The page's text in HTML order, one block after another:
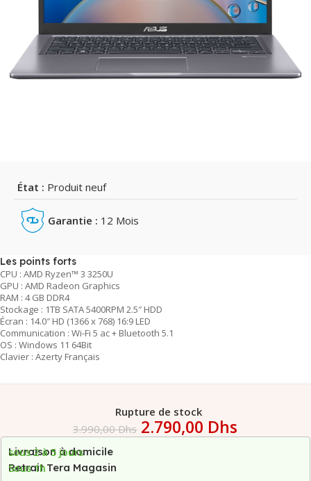
État : Produit neuf
Garantie : 12 Mois
Les points forts
CPU : AMD Ryzen™ 3 3250U
GPU : AMD Radeon Graphics
RAM : 4 GB DDR4
Stockage : 1TB SATA 5400RPM 2.5″ HDD
Écran : 14.0″ HD (1366 x 768) 16:9 LED
Communication : Wi-Fi 5 ac + Bluetooth 5.1
OS : Windows 11 64Bit
Clavier : Azerty Français
Rupture de stock
3.990,00Dhs 2.790,00 Dhs
Livraison à domicile
sous 2 à 5 jours
Retrait Tera Magasin
Sous 1h